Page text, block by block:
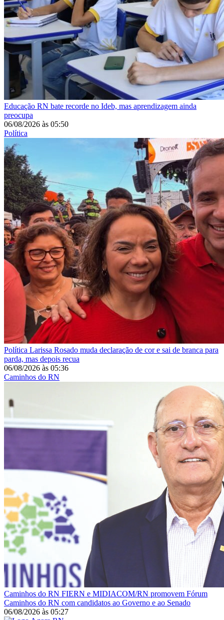
Educação RN bate recorde no Ideb, mas aprendizagem ainda
preocupa
06/08/2026 às 05:50
Política
Política Larissa Rosado muda declaração de cor e sai de branca para
parda, mas depois recua
06/08/2026 às 05:36
Caminhos do RN
Caminhos do RN FIERN e MIDIACOM/RN promovem Fórum
Caminhos do RN com candidatos ao Governo e ao Senado
06/08/2026 às 05:27